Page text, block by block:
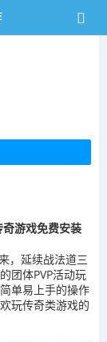
游戏免费安装
，延续战法道三
团体PVP活动玩
单易上手的操作
玩传奇类游戏的